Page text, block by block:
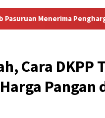
Penghargaan Dari
Cara DKPP
Pangan